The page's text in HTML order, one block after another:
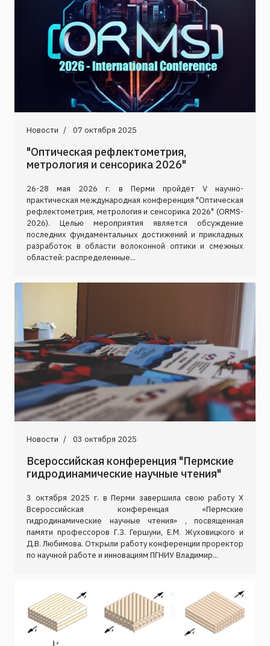
Новости 07 октября 2025
"Оптическая рефлектометрия,
метрология и сенсорика 2026"
26-28 мая 2026 г. в Перми пройдёт V научно-
практическая международная конференция "Оптическая
рефлектометрия, метрология и сенсорика 2026" (ORMS-
2026). Целью мероприятия является обсуждение
последних фундаментальных достижений и прикладных
разработок в области волоконной оптики и смежных
областей: распределенные...
Новости 03 октября 2025
Всероссийская конференция "Пермские
гидродинамические научные чтения"
3 октября 2025 г. в Перми завершила свою работу X
Всероссийская конференцая «Пермские
гидродинамические научные чтения» , посвященная
памяти профессоров Г.З. Гершуни, Е.М. Жуховицкого и
Д.В. Любимова. Открыли работу конференции проректор
по научной работе и инновациям ПГНИУ Владимир...